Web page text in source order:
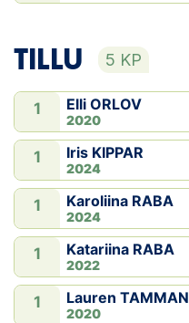
TILLU 5 KP
1 Elli ORLOV
2020
1 Iris KIPPAR
2024
1 Karoliina RABA
2024
1 Katariina RABA
2022
1 Lauren TAMMAN
2020